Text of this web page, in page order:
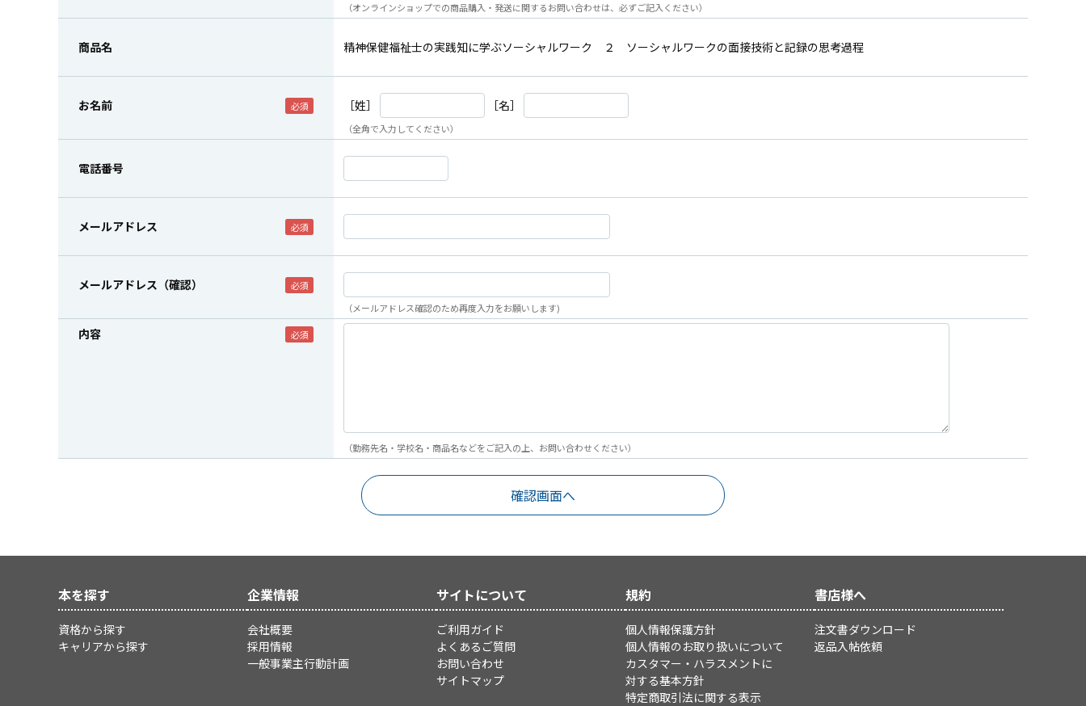
（オンラインショップでの商品購入・発送に関するお問い合わせは、必ずご記入ください）
商品名 精神保健福祉士の実践知に学ぶソーシャルワーク ２ ソーシャルワークの面接技術と記録の思考過程
お名前 ［姓］ ［名］
（全角で入力してください）
電話番号
メールアドレス
メールアドレス（確認）
（メールアドレス確認のため再度入力をお願いします)
内容
（勤務先名・学校名・商品名などをご記入の上、お問い合わせください）
本を探す
資格から探す
キャリアから探す
企業情報
会社概要
採用情報
一般事業主行動計画
サイトについて
ご利用ガイド
よくあるご質問
お問い合わせ
サイトマップ
規約
個人情報保護方針
個人情報のお取り扱いについて
カスタマー・ハラスメントに
対する基本方針
特定商取引法に関する表示
書店様へ
注文書ダウンロード
返品入帖依頼